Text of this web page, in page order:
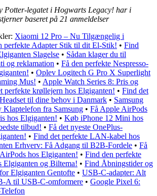
Potter-legatet i Hogwarts Legacy! har i
baseret på 21 anmeldelser
Xiaomi 12 Pro – Nu Tilgængelig i
perfekte Adapter Stik til dit El-Stik! • Find
Slagelse • Sådan klager du til
og reklamation • Få den perfekte Nespresso-
• Oplev Logitech G Pro X Superlight
Mus! • Apple Watch Series 8: Pris og
perfekte krøllejern hos Elgiganten! • Find det
til dine behov i Danmark • Samsung
fra Samsung • Få Apple AirPods
hos Elgiganten! • Køb iPhone 12 Mini hos
tilbud! • Få det nyeste OnePlus-
• Find det perfekte LAN-kabel hos
Erhverv: Få Adgang til B2B-Fordele • Få
hos Elgiganten! • Find den perfekte
Elgiganten og Biltema! • Find Åbningstider og
Elgiganten Gentofte • USB-C-adapter: Alt
A til USB-C-omformere • Google Pixel 6: